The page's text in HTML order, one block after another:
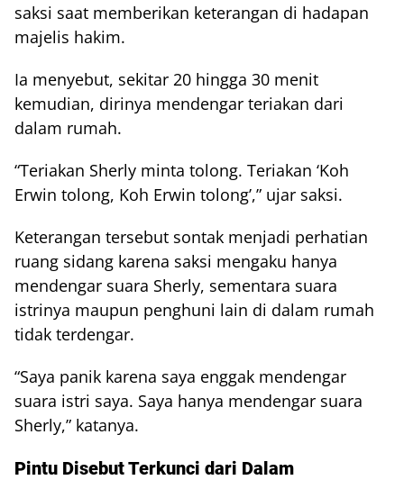
saksi saat memberikan keterangan di hadapan
majelis hakim.
Ia menyebut, sekitar 20 hingga 30 menit
kemudian, dirinya mendengar teriakan dari
dalam rumah.
“Teriakan Sherly minta tolong. Teriakan ‘Koh
Erwin tolong, Koh Erwin tolong’,” ujar saksi.
Keterangan tersebut sontak menjadi perhatian
ruang sidang karena saksi mengaku hanya
mendengar suara Sherly, sementara suara
istrinya maupun penghuni lain di dalam rumah
tidak terdengar.
“Saya panik karena saya enggak mendengar
suara istri saya. Saya hanya mendengar suara
Sherly,” katanya.
Pintu Disebut Terkunci dari Dalam